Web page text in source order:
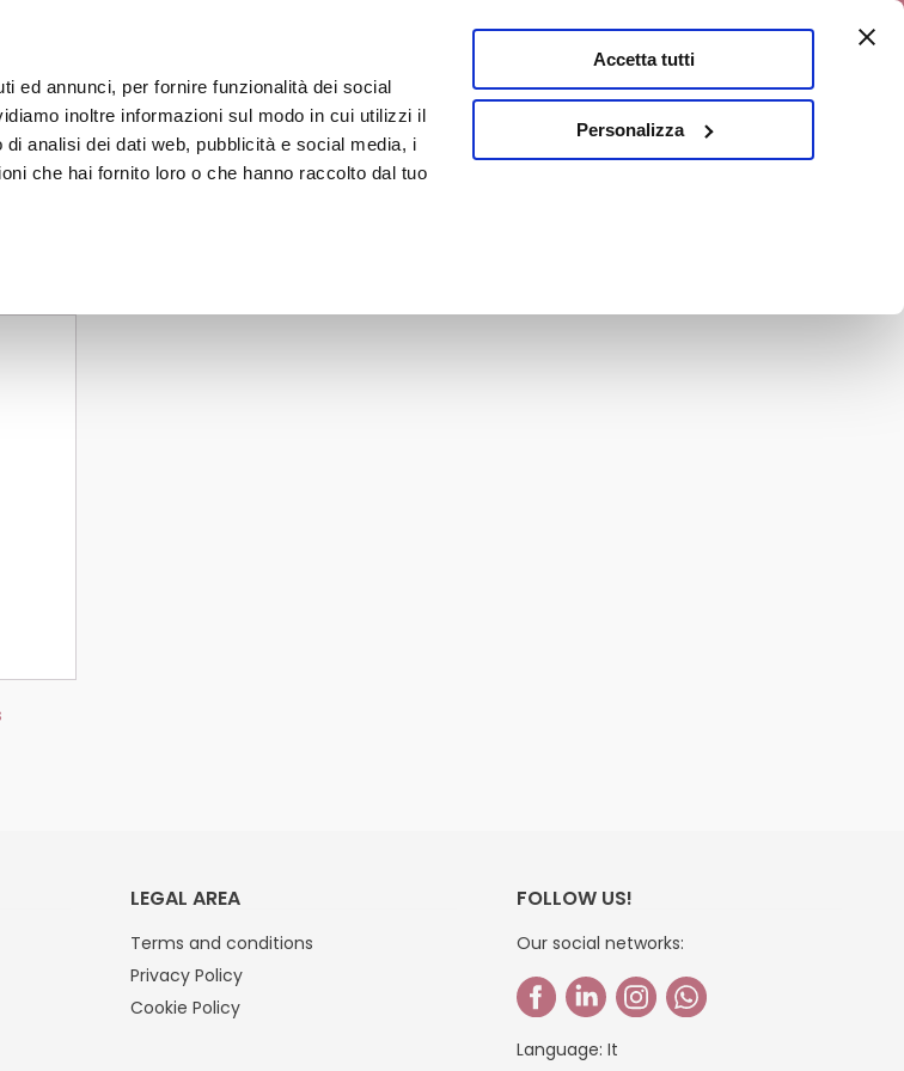
ed annunci, per fornire funzionalità dei social
inoltre informazioni sul modo in cui utilizzi il
analisi dei dati web, pubblicità e social media, i
che hai fornito loro o che hanno raccolto dal tuo
Accetta tutti
Personalizza
subscribe to our newsletter and receive a 10% discount
HAIR SUN CARE LINE
LEGAL AREA
Terms and conditions
Privacy Policy
Cookie Policy
FOLLOW US!
Our social networks:
Language: It